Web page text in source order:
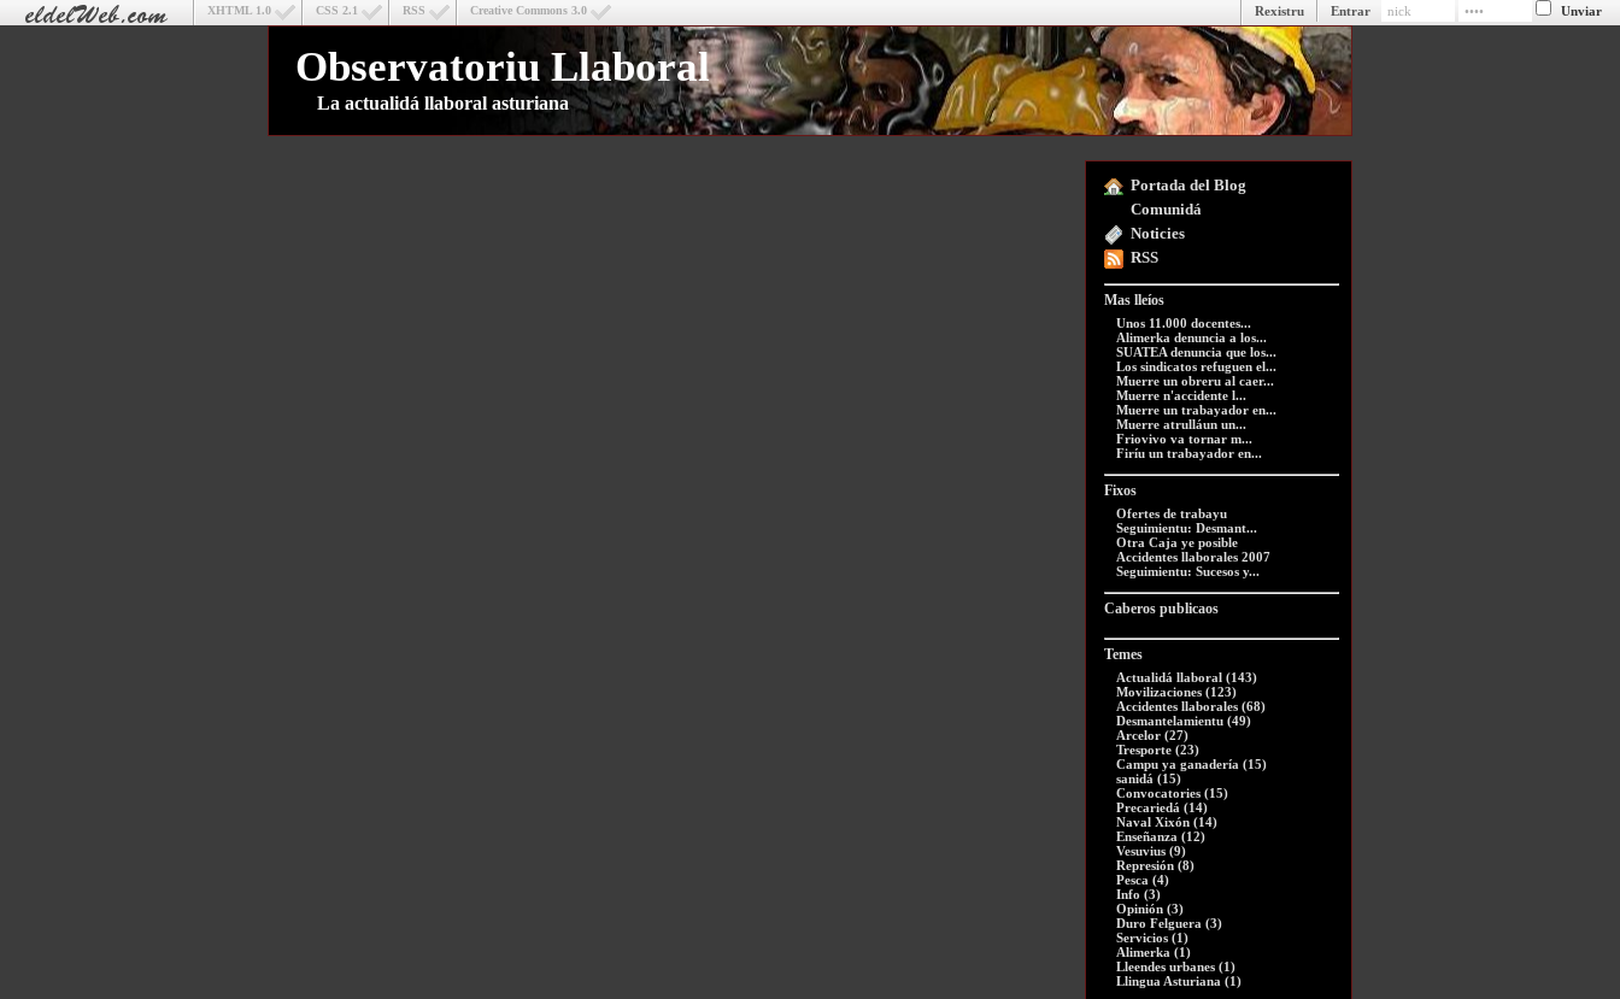
Creative Commons 3.0
RSS
CSS 2.1
XHTML 1.0 Entrar
Rexistru
Observatoriu Llaboral
La actualidá llaboral asturiana
Portada del Blog
Comunidá
Noticies
RSS
Mas lleíos
Unos 11.000 docentes...
Alimerka denuncia a los...
SUATEA denuncia que los...
Los sindicatos refuguen el...
Muerre un obreru al caer...
Muerre n'accidente l...
Muerre un trabayador en...
Muerre atrulláun un...
Friovivo va tornar m...
Firíu un trabayador en...
Fixos
Ofertes de trabayu
Seguimientu: Desmant...
Otra Caja ye posible
Accidentes llaborales 2007
Seguimientu: Sucesos y...
Caberos publicaos
Temes
Actualidá llaboral (143)
Movilizaciones (123)
Accidentes llaborales (68)
Desmantelamientu (49)
Arcelor (27)
Tresporte (23)
Campu ya ganadería (15)
sanidá (15)
Convocatories (15)
Precariedá (14)
Naval Xixón (14)
Enseñanza (12)
Vesuvius (9)
Represión (8)
Pesca (4)
Info (3)
Opinión (3)
Duro Felguera (3)
Servicios (1)
Alimerka (1)
Lleendes urbanes (1)
Llingua Asturiana (1)